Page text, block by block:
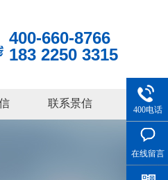
400-660-8766
183 2250 3315
联系景信
400电话
在线留言